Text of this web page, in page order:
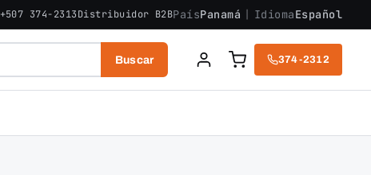
+507 374-2313Distribuidor B2BPaísPanamá | IdiomaEspañol
Buscar 374-2312